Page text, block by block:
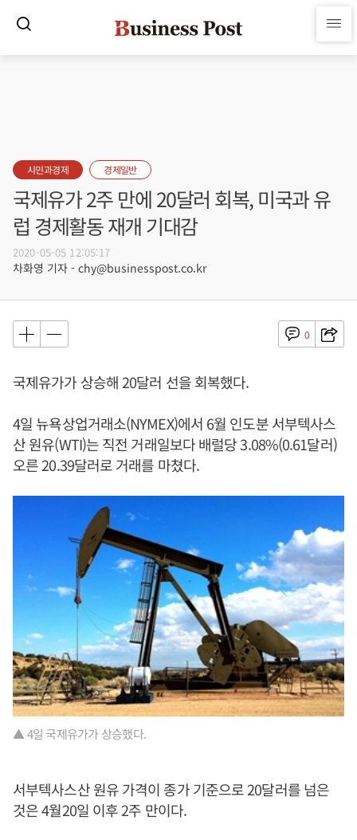
시민과경제 경제일반
국제유가 2주 만에 20달러 회복, 미국과 유
럽 경제활동 재개 기대감
2020-05-05 12:05:17
차화영 기자 - chy@businesspost.co.kr
0
국제유가가 상승해 20달러 선을 회복했다.
4일 뉴욕상업거래소(NYMEX)에서 6월 인도분 서부텍사스
산 원유(WTI)는 직전 거래일보다 배럴당 3.08%(0.61달러)
오른 20.39달러로 거래를 마쳤다.
▲ 4일 국제유가가 상승했다.
서부텍사스산 원유 가격이 종가 기준으로 20달러를 넘은
것은 4월20일 이후 2주 만이다.